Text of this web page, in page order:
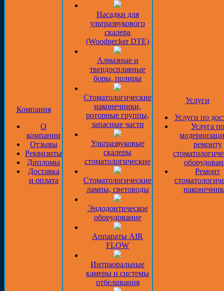
Компания
О
компании
Отзывы
Реквизиты
Дипломы
Доставка
и оплата
Насадки для
ультразвукового
скалера
(Woodpecker DTE)
Алмазные и
твердосплавные
боры, полиры
Стоматологические
наконечники,
роторные группы,
запасные части
Ультразвуковые
скалеры
стоматологические
Стоматологические
лампы, световоды
Эндодонтическое
оборудование
Аппараты AIR
FLOW
Интраоральные
камеры и системы
отбеливания
Услуги
Услуги по
Услуга по
ремонту
Ремонт